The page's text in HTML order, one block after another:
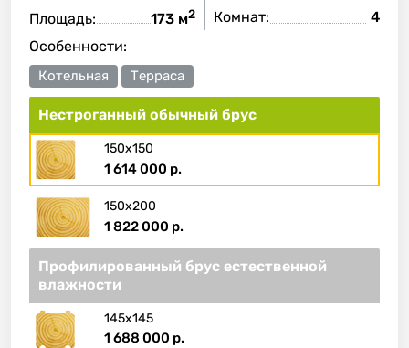
Площадь:
173 м2
Комнат:
4
Особенности:
Котельная Терраса
Нестроганный обычный брус
150х150
1 614 000 р.
150х200
1 822 000 р.
Профилированный брус естественной
влажности
145х145
1 688 000 р.